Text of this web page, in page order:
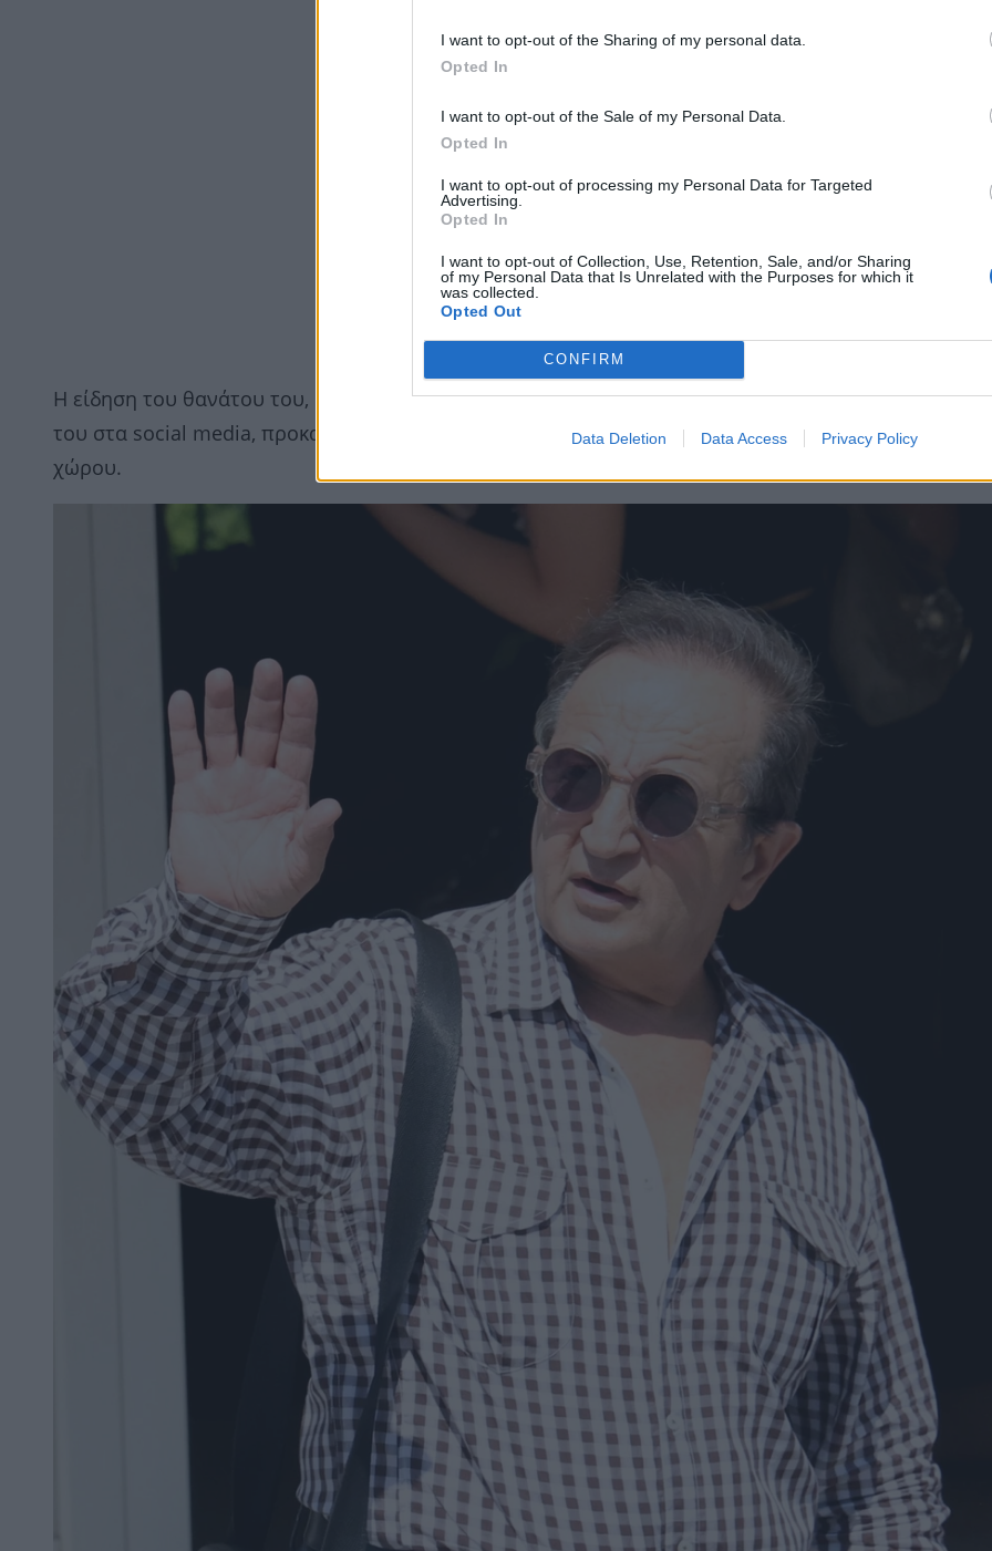
I want to opt-out of the Sharing of my personal data.
Opted In
I want to opt-out of the Sale of my Personal Data.
Opted In
I want to opt-out of processing my Personal Data for Targeted
Advertising.
Opted In
I want to opt-out of Collection, Use, Retention, Sale, and/or Sharing
of my Personal Data that Is Unrelated with the Purposes for which it
was collected.
Opted Out
CONFIRM
Data Deletion Data Access Privacy Policy
Η είδηση του θανάτου του, σε ηλικία 79 ετών, έγινε γνωστή την Τετάρτη μέσα από ανάρτηση του
του στα social media, προκαλώντας θλίψη σε συγγενείς, φίλους και ανθρώπους του καλλιτεχνικού
χώρου.